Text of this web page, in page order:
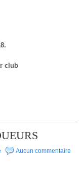
club
Aucun commentaire